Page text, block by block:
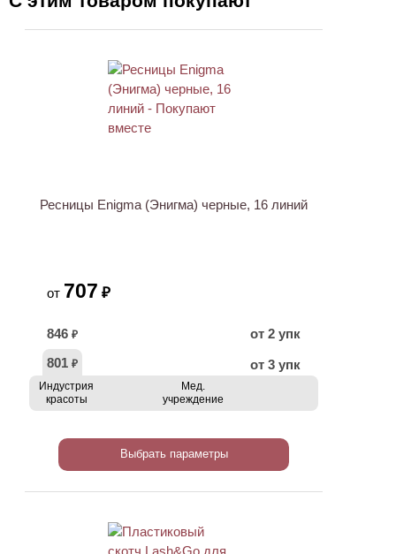
Ресницы Enigma (Энигма) черные, 16 линий
от 707 ₽
846 ₽
от 2 упк
801 ₽ от 3 упк
Индустрия
красоты
Мед.
учреждение
Выбрать параметры